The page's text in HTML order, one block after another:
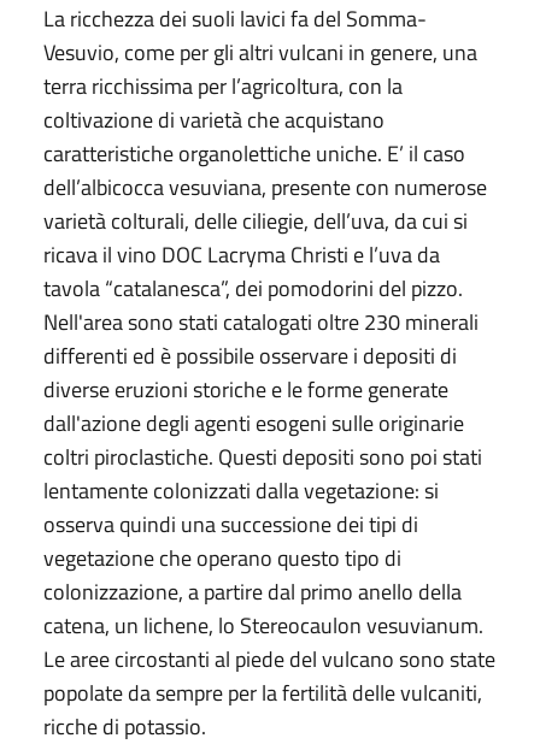
La ricchezza dei suoli lavici fa del Somma-
Vesuvio, come per gli altri vulcani in genere, una
terra ricchissima per l’agricoltura, con la
coltivazione di varietà che acquistano
caratteristiche organolettiche uniche. E’ il caso
dell’albicocca vesuviana, presente con numerose
varietà colturali, delle ciliegie, dell’uva, da cui si
ricava il vino DOC Lacryma Christi e l’uva da
tavola “catalanesca”, dei pomodorini del pizzo.
Nell'area sono stati catalogati oltre 230 minerali
differenti ed è possibile osservare i depositi di
diverse eruzioni storiche e le forme generate
dall'azione degli agenti esogeni sulle originarie
coltri piroclastiche. Questi depositi sono poi stati
lentamente colonizzati dalla vegetazione: si
osserva quindi una successione dei tipi di
vegetazione che operano questo tipo di
colonizzazione, a partire dal primo anello della
catena, un lichene, lo Stereocaulon vesuvianum.
Le aree circostanti al piede del vulcano sono state
popolate da sempre per la fertilità delle vulcaniti,
ricche di potassio.